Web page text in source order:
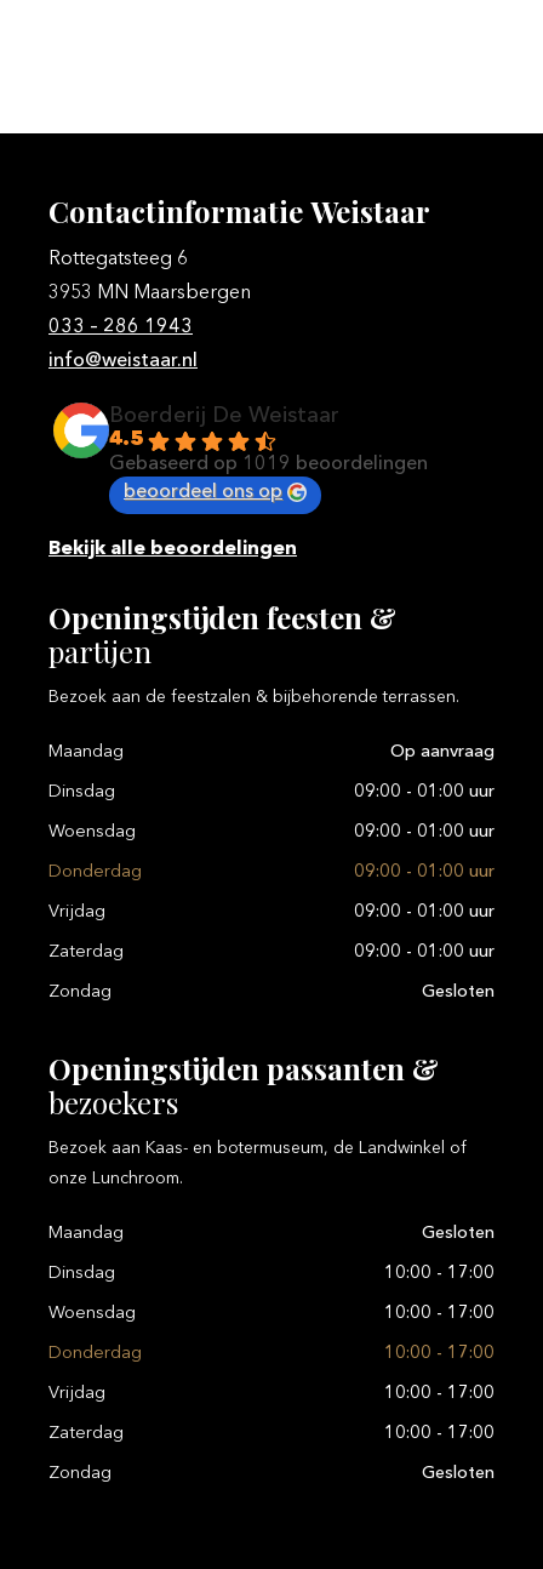
ContactinformatieWeistaar
Rottegatsteeg 6
3953 MN Maarsbergen
033 – 286 1943
info@weistaar.nl
Boerderij De Weistaar
4.5
Gebaseerd op 1019 beoordelingen
beoordeel ons op
Bekijk alle beoordelingen
Openingstijden feesten &
partijen
Bezoek aan de feestzalen & bijbehorende terrassen.
Maandag Op aanvraag
Dinsdag 09:00 - 01:00 uur
Woensdag 09:00 - 01:00 uur
Donderdag 09:00 - 01:00 uur
Vrijdag 09:00 - 01:00 uur
Zaterdag 09:00 - 01:00 uur
Zondag Gesloten
Openingstijden passanten &
bezoekers
Bezoek aan Kaas- en botermuseum, de Landwinkel of
onze Lunchroom.
Maandag Gesloten
Dinsdag 10:00 - 17:00
Woensdag 10:00 - 17:00
Donderdag 10:00 - 17:00
Vrijdag 10:00 - 17:00
Zaterdag 10:00 - 17:00
Zondag Gesloten